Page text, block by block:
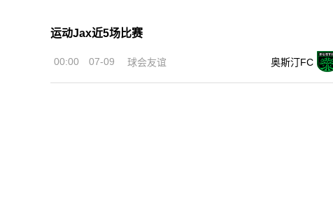
运动Jax近5场比赛
00:00 07-09 球会友谊 奥斯汀FC